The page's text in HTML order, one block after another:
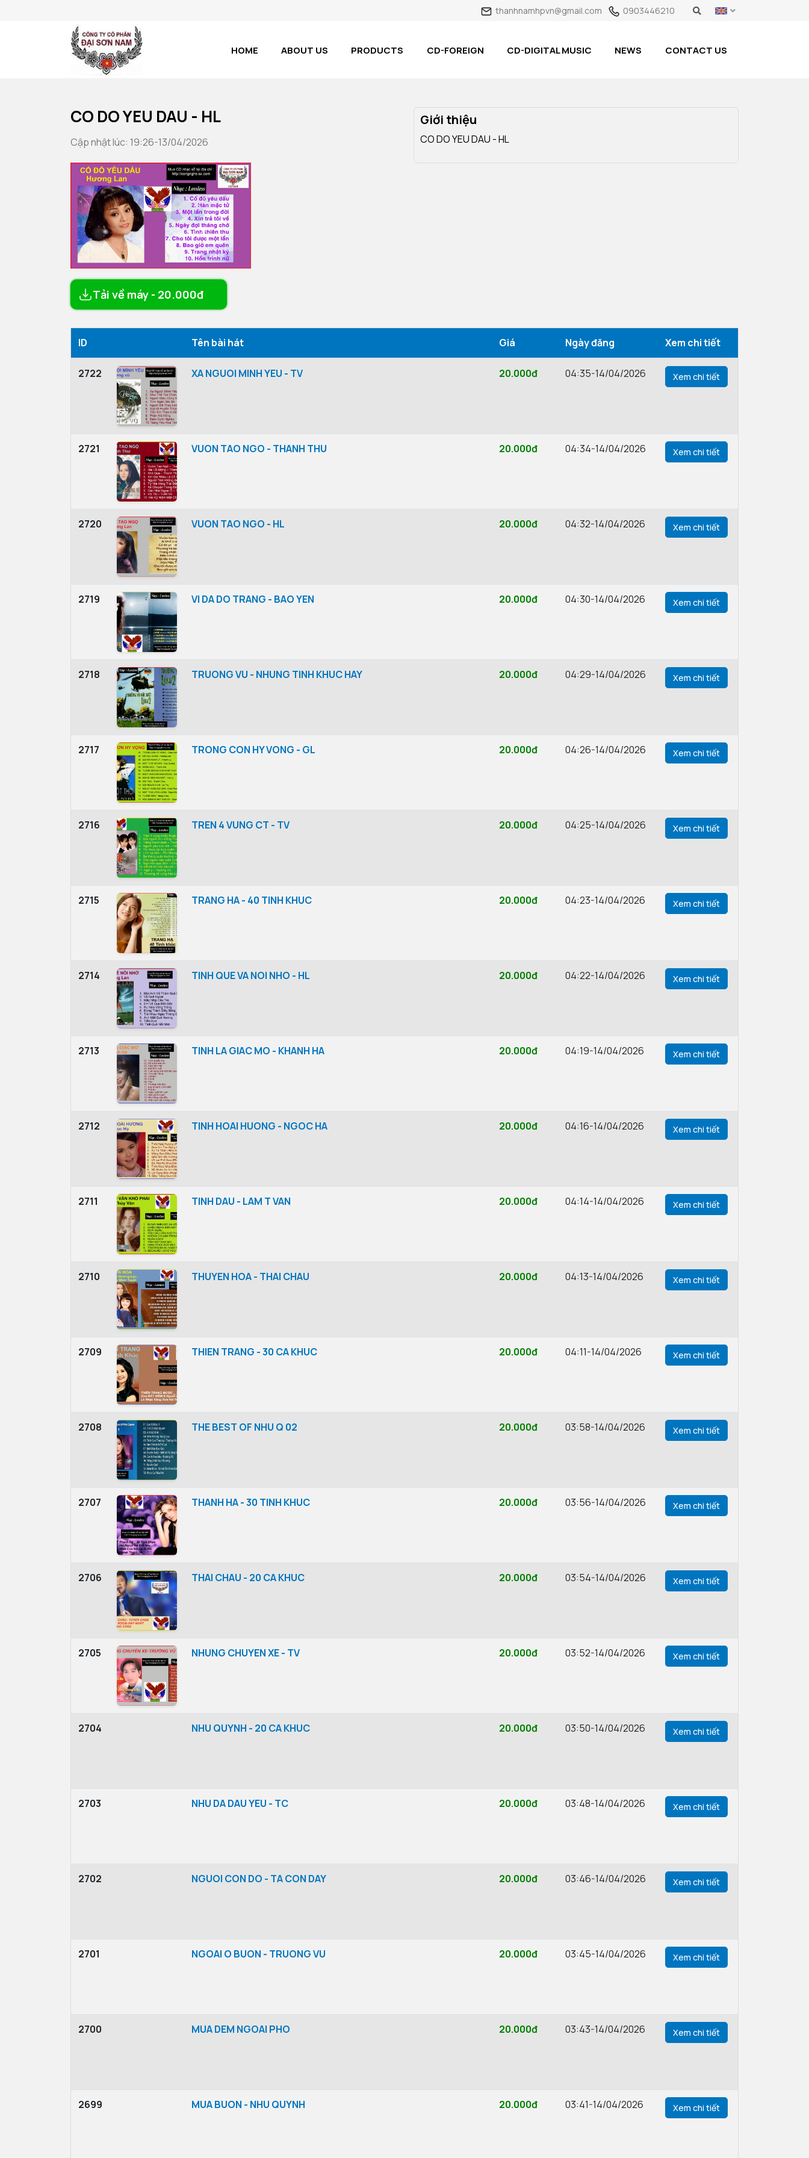
thanhnamhpvn@gmail.com 0903446210
HOME ABOUT US PRODUCTS CD-FOREIGN CD-DIGITAL MUSIC NEWS CONTACT US
CO DO YEU DAU - HL
Cập nhật lúc: 19:26-13/04/2026
Tải về máy - 20.000đ
Giới thiệu
CO DO YEU DAU - HL
ID Tên bài hát Giá Ngày đăng Xem chi tiết
2722 XA NGUOI MINH YEU - TV 20.000đ 04:35-14/04/2026 Xem chi tiết
2721 VUON TAO NGO - THANH THU 20.000đ 04:34-14/04/2026 Xem chi tiết
2720 VUON TAO NGO - HL 20.000đ 04:32-14/04/2026 Xem chi tiết
2719 VI DA DO TRANG - BAO YEN 20.000đ 04:30-14/04/2026 Xem chi tiết
2718 TRUONG VU - NHUNG TINH KHUC HAY 20.000đ 04:29-14/04/2026 Xem chi tiết
2717 TRONG CON HY VONG - GL 20.000đ 04:26-14/04/2026 Xem chi tiết
2716 TREN 4 VUNG CT - TV 20.000đ 04:25-14/04/2026 Xem chi tiết
2715 TRANG HA - 40 TINH KHUC 20.000đ 04:23-14/04/2026 Xem chi tiết
2714 TINH QUE VA NOI NHO - HL 20.000đ 04:22-14/04/2026 Xem chi tiết
2713 TINH LA GIAC MO - KHANH HA 20.000đ 04:19-14/04/2026 Xem chi tiết
2712 TINH HOAI HUONG - NGOC HA 20.000đ 04:16-14/04/2026 Xem chi tiết
2711 TINH DAU - LAM T VAN 20.000đ 04:14-14/04/2026 Xem chi tiết
2710 THUYEN HOA - THAI CHAU 20.000đ 04:13-14/04/2026 Xem chi tiết
2709 THIEN TRANG - 30 CA KHUC 20.000đ 04:11-14/04/2026 Xem chi tiết
2708 THE BEST OF NHU Q 02 20.000đ 03:58-14/04/2026 Xem chi tiết
2707 THANH HA - 30 TINH KHUC 20.000đ 03:56-14/04/2026 Xem chi tiết
2706 THAI CHAU - 20 CA KHUC 20.000đ 03:54-14/04/2026 Xem chi tiết
2705 NHUNG CHUYEN XE - TV 20.000đ 03:52-14/04/2026 Xem chi tiết
2704 NHU QUYNH - 20 CA KHUC 20.000đ 03:50-14/04/2026 Xem chi tiết
2703 NHU DA DAU YEU - TC 20.000đ 03:48-14/04/2026 Xem chi tiết
2702 NGUOI CON DO - TA CON DAY 20.000đ 03:46-14/04/2026 Xem chi tiết
2701 NGOAI O BUON - TRUONG VU 20.000đ 03:45-14/04/2026 Xem chi tiết
2700 MUA DEM NGOAI PHO 20.000đ 03:43-14/04/2026 Xem chi tiết
2699 MUA BUON - NHU QUYNH 20.000đ 03:41-14/04/2026 Xem chi tiết